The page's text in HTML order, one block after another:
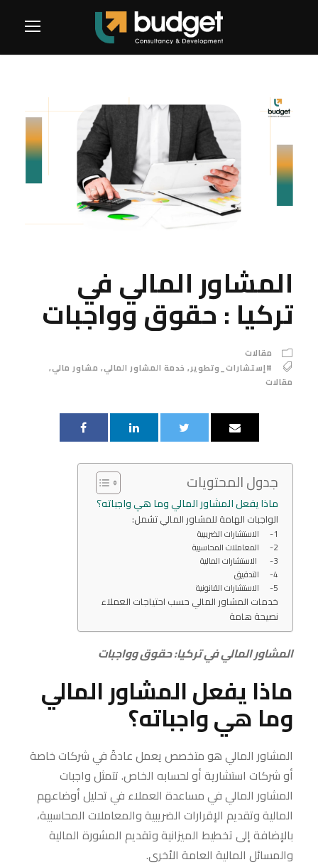
المشاور المالي في
تركيا : حقوق وواجبات
مقالات
#إستشارات_وتطوير, خدمة المشاور المالي, مشاور مالي,
مقالات
جدول المحتويات
ماذا يفعل المشاور المالي وما هي واجباته؟
الواجبات الهامة للمشاور المالي تشمل:
1- الاستشارات الضريبية
2- المعاملات المحاسبية
3- الاستشارات المالية
4- التدقيق
5- الاستشارات القانونية
خدمات المشاور المالي حسب احتياجات العملاء
نصيحة هامة
المشاور المالي في تركيا: حقوق وواجبات
ماذا يفعل المشاور المالي
وما هي واجباته؟
المشاور المالي هو متخصص يعمل عادةً في شركات خاصة
أو شركات استشارية أو لحسابه الخاص. تتمثل واجبات
المشاور المالي في مساعدة العملاء في تحليل أوضاعهم
المالية وتقديم الإقرارات الضريبية والمعاملات المحاسبية،
بالإضافة إلى تخطيط الميزانية وتقديم المشورة المالية
والمسائل المالية العامة الأخرى.